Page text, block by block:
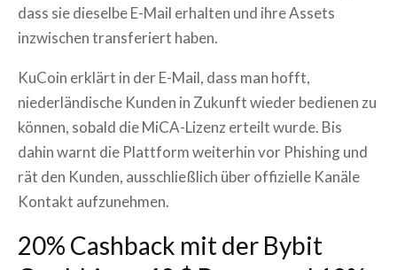
dass sie dieselbe E-Mail erhalten und ihre Assets
inzwischen transferiert haben.
KuCoin erklärt in der E-Mail, dass man hofft,
niederländische Kunden in Zukunft wieder bedienen zu
können, sobald die MiCA-Lizenz erteilt wurde. Bis
dahin warnt die Plattform weiterhin vor Phishing und
rät den Kunden, ausschließlich über offizielle Kanäle
Kontakt aufzunehmen.
20% Cashback mit der Bybit